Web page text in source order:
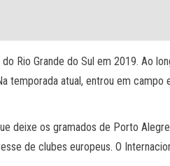
Rio Grande do Sul em 2019. Ao
temporada atual, entrou em
deixe os gramados de Porto
de clubes europeus. O